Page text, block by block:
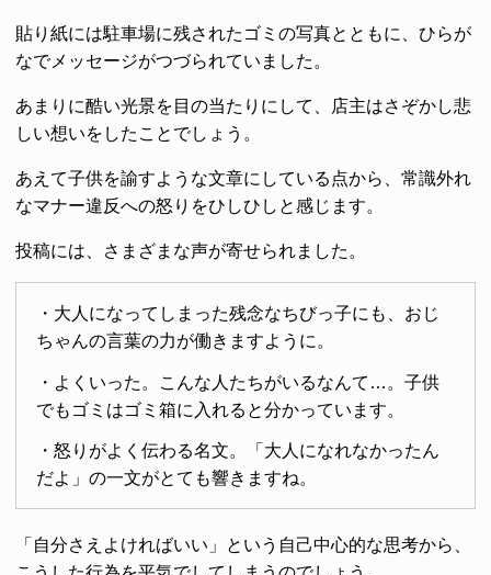
貼り紙には駐車場に残されたゴミの写真とともに、ひらが
なでメッセージがつづられていました。
あまりに酷い光景を目の当たりにして、店主はさぞかし悲
しい想いをしたことでしょう。
あえて子供を諭すような文章にしている点から、常識外れ
なマナー違反への怒りをひしひしと感じます。
投稿には、さまざまな声が寄せられました。
・大人になってしまった残念なちびっ子にも、おじ
ちゃんの言葉の力が働きますように。
・よくいった。こんな人たちがいるなんて…。子供
でもゴミはゴミ箱に入れると分かっています。
・怒りがよく伝わる名文。「大人になれなかったん
だよ」の一文がとても響きますね。
「自分さえよければいい」という自己中心的な思考から、